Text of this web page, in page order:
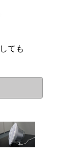
ても